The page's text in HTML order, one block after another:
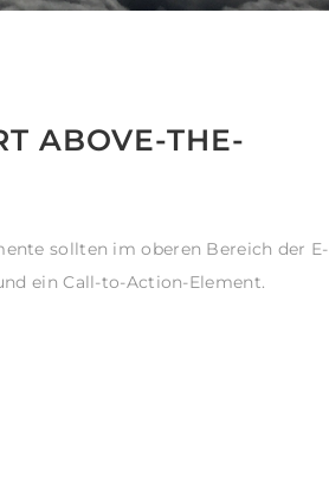
ABOVE-THE-
sollten im oberen Bereich der E-
ein Call-to-Action-Element.